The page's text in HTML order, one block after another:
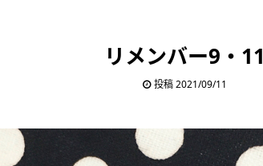
リメンバー9・11
投稿 2021/09/11